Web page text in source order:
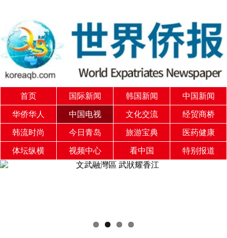
首页 国际新闻 韩国新闻 中国新闻
华侨华人 中国电视 文化交流 经贸商桥
韩流时尚 今日青岛 旅游宝典 医药健康
体坛纵横 视频中心 看中国 特别报道